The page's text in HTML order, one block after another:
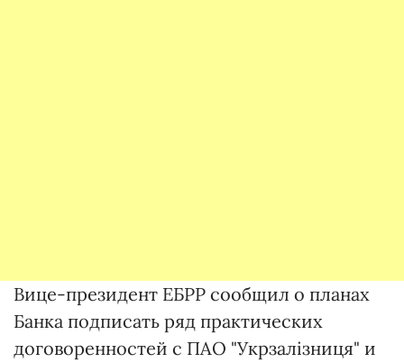
Вице-президент ЕБРР сообщил о планах
Банка подписать ряд практических
договоренностей с ПАО "Укрзалізниця" и